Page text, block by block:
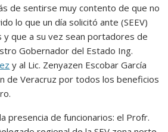
de sentirse muy contento de que no
lo que un día solicitó ante (SEEV)
y que a su vez sean portadores de
Gobernador del Estado Ing.
y al Lic. Zenyazen Escobar García
de Veracruz por todos los beneficios
presencia de funcionarios: el Profr.